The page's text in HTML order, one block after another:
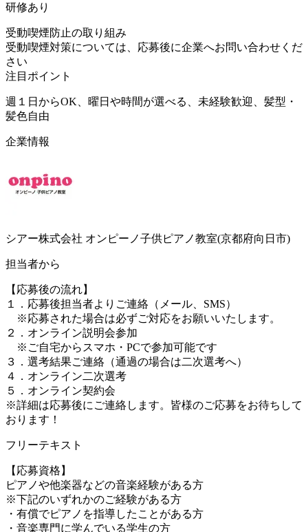
研修あり
受動喫煙防止の取り組み
受動喫煙対策については、応募後に企業へお問い合わせくだ
さい
注目ポイント
週１日からOK、曜日や時間が選べる、未経験歓迎、髪型・
髪色自由
企業情報
シアー株式会社 オンピーノ子供ピアノ教室(京都府向日市)
担当者から
【応募後の流れ】
１．応募後担当者よりご連絡（メール、SMS）
※応募された場合は必ずご対応をお願いいたします。
２．オンライン説明会参加
※ご自宅からスマホ・PCで参加可能です
３．選考結果ご連絡（通過の場合は二次選考へ）
４．オンライン二次選考
５．オンライン契約会
※詳細は応募後にご連絡します。皆様のご応募をお待ちして
おります！
フリーテキスト
【応募資格】
ピアノや他楽器などの音楽経験がある方
※下記のいずれかのご経験がある方
・有償でピアノを指導したことがある方
・音楽専門に学んでいる学生の方